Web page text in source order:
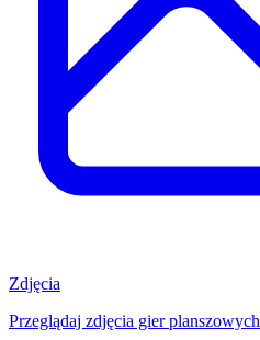
Zdjęcia
Przeglądaj zdjęcia gier planszowych